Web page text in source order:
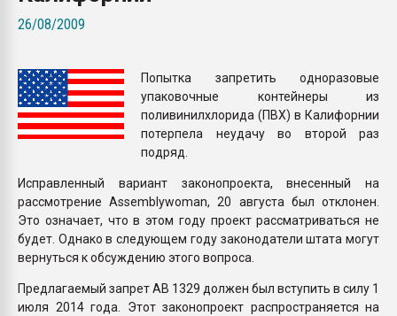
ПЕРЕЙТИ НА
26/08/2009
Попытка запретить одноразовые
упаковочные контейнеры из
поливинилхлорида (ПВХ) в Калифорнии
потерпела неудачу во второй раз
подряд.
Исправленный вариант законопроекта, внесенный на
рассмотрение Assemblywoman, 20 августа был отклонен.
Это означает, что в этом году проект рассматриваться не
будет. Однако в следующем году законодатели штата могут
вернуться к обсуждению этого вопроса.
Предлагаемый запрет AB 1329 должен был вступить в силу 1
июля 2014 года. Этот законопроект распространяется на